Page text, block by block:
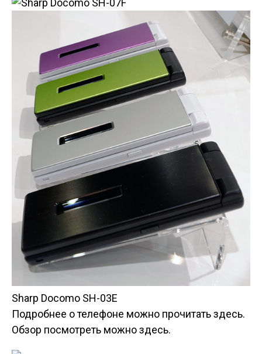
Sharp Docomo SH-03E
Подробнее о телефоне можно прочитать здесь.
Обзор посмотреть можно здесь.